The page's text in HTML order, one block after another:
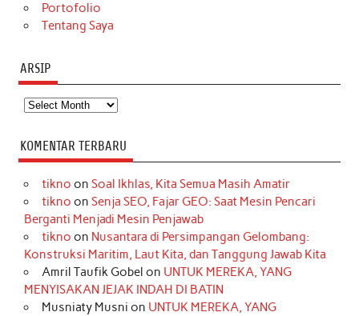
Portofolio
Tentang Saya
ARSIP
Arsip
KOMENTAR TERBARU
tikno on Soal Ikhlas, Kita Semua Masih Amatir
tikno on Senja SEO, Fajar GEO: Saat Mesin Pencari
Berganti Menjadi Mesin Penjawab
tikno on Nusantara di Persimpangan Gelombang:
Konstruksi Maritim, Laut Kita, dan Tanggung Jawab Kita
Amril Taufik Gobel on UNTUK MEREKA, YANG
MENYISAKAN JEJAK INDAH DI BATIN
Musniaty Musni on UNTUK MEREKA, YANG